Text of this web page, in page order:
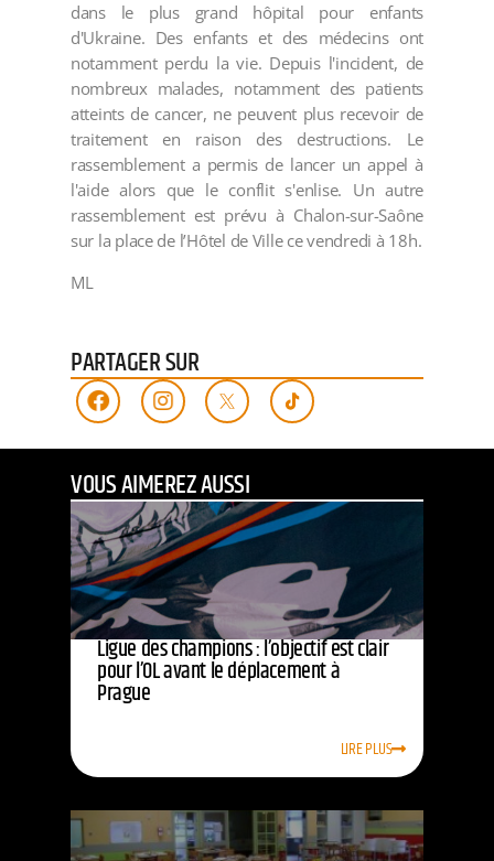
dans le plus grand hôpital pour enfants
d'Ukraine. Des enfants et des médecins ont
notamment perdu la vie. Depuis l'incident, de
nombreux malades, notamment des patients
atteints de cancer, ne peuvent plus recevoir de
traitement en raison des destructions. Le
rassemblement a permis de lancer un appel à
l'aide alors que le conflit s'enlise. Un autre
rassemblement est prévu à Chalon-sur-Saône
sur la place de l’Hôtel de Ville ce vendredi à 18h.
ML
PARTAGER SUR
VOUS AIMEREZ AUSSI
Ligue des champions : l’objectif est clair
pour l’OL avant le déplacement à
Prague
LIRE PLUS